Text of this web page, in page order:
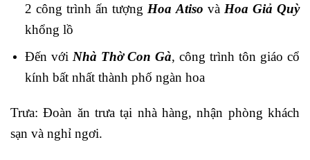
2 công trình ấn tượng Hoa Atiso và Hoa Giả Quỳ
khổng lồ
Đến với Nhà Thờ Con Gà, công trình tôn giáo cổ
kính bất nhất thành phố ngàn hoa
Trưa: Đoàn ăn trưa tại nhà hàng, nhận phòng khách
sạn và nghỉ ngơi.